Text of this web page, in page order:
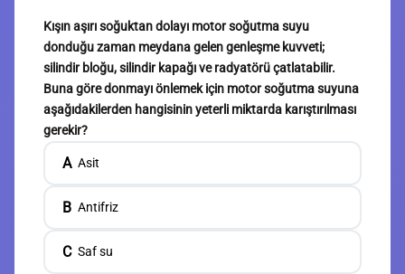
Kışın aşırı soğuktan dolayı motor soğutma suyu
donduğu zaman meydana gelen genleşme kuvveti;
silindir bloğu, silindir kapağı ve radyatörü çatlatabilir.
Buna göre donmayı önlemek için motor soğutma suyuna
aşağıdakilerden hangisinin yeterli miktarda karıştırılması
gerekir?
A Asit
B Antifriz
C Saf su